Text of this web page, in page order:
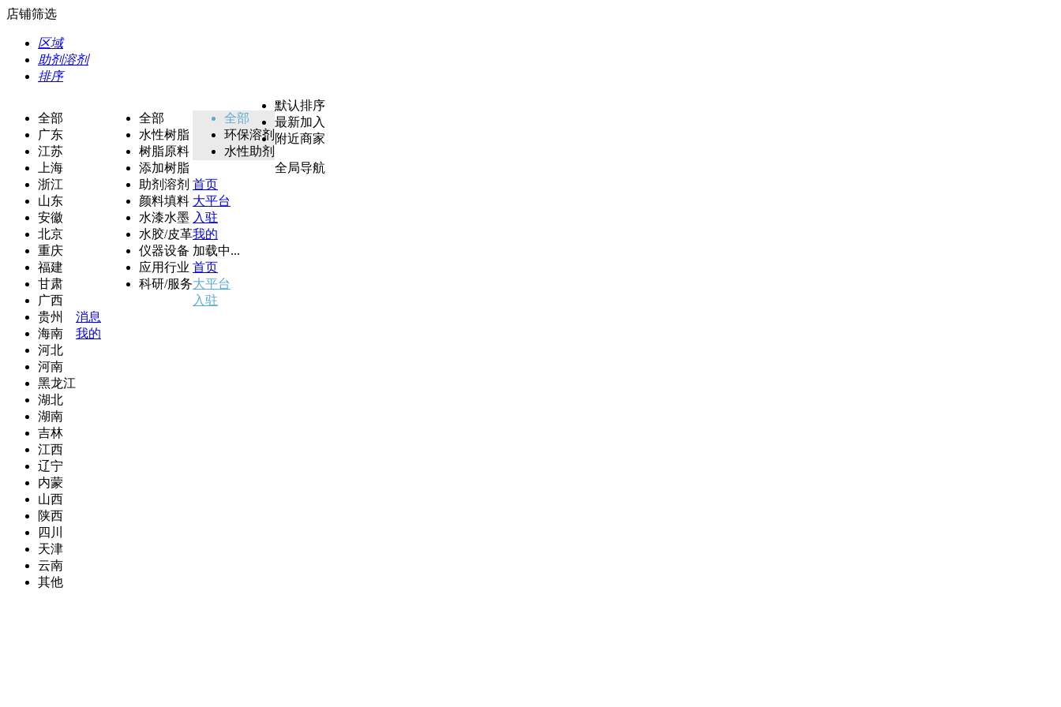
店铺筛选
区域
助剂溶剂
排序
全部
广东
江苏
上海
浙江
山东
安徽
北京
重庆
福建
甘肃
广西
贵州
海南
河北
河南
黑龙江
湖北
湖南
吉林
江西
辽宁
内蒙
山西
陕西
四川
天津
云南
其他
全部
水性树脂
树脂原料
添加树脂
助剂溶剂
颜料填料
水漆水墨
水胶/皮革
仪器设备
应用行业
科研/服务
全部
环保溶剂
水性助剂
默认排序
最新加入
附近商家
全局导航
首页
大平台
入驻
我的
加载中...
首页
大平台
入驻
消息
我的